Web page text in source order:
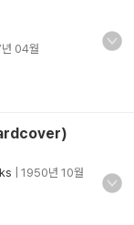
04월
1950년 10월